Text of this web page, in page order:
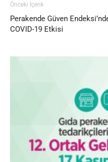
Önceki İçerik
Perakende Güven
COVID-19 Etkisi